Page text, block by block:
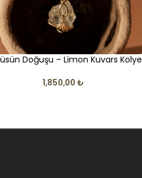
Doğuşu – Limon Kuvars Kolye
1,850,00₺